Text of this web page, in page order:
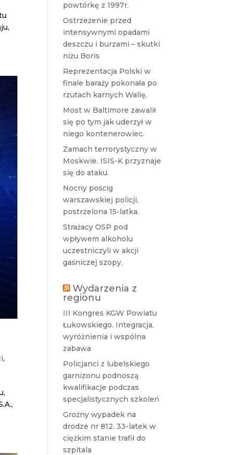
,
powtórkę z 1997r.
Ostrzeżenie przed
intensywnymi opadami
deszczu i burzami – skutki
niżu Boris
Reprezentacja Polski w
finale baraży pokonała po
rzutach karnych Walię.
Most w Baltimore zawalił
się po tym jak uderzył w
niego kontenerowiec.
Zamach terrorystyczny w
Moskwie. ISIS-K przyznaje
się do ataku.
Nocny pościg
warszawskiej policji,
postrzelona 15-latka.
Strażacy OSP pod
wpływem alkoholu
uczestniczyli w akcji
gaśniczej szopy.
Wydarzenia z
regionu
III Kongres KGW Powiatu
Łukowskiego. Integracja,
wyróżnienia i wspólna
zabawa
Policjanci z lubelskiego
garnizonu podnoszą
kwalifikacje podczas
specjalistycznych szkoleń
Groźny wypadek na
drodze nr 812. 33-latek w
ciężkim stanie trafił do
szpitala